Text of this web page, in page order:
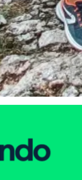
per un
augurarti buon